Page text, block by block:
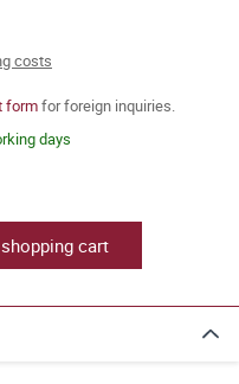
costs
formfor foreign inquiries.
days
cart